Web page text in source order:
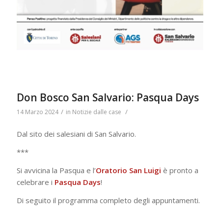
Don Bosco San Salvario: Pasqua Days
14 Marzo 2024 / in Notizie dalle case /
Dal sito dei salesiani di San Salvario.
***
Si avvicina la Pasqua e l’Oratorio San Luigi è pronto a
celebrare i Pasqua Days!
Di seguito il programma completo degli appuntamenti.